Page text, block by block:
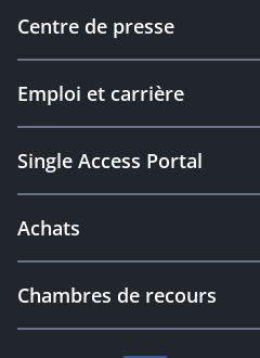
Centre de presse
Emploi et carrière
Single Access Portal
Achats
Chambres de recours